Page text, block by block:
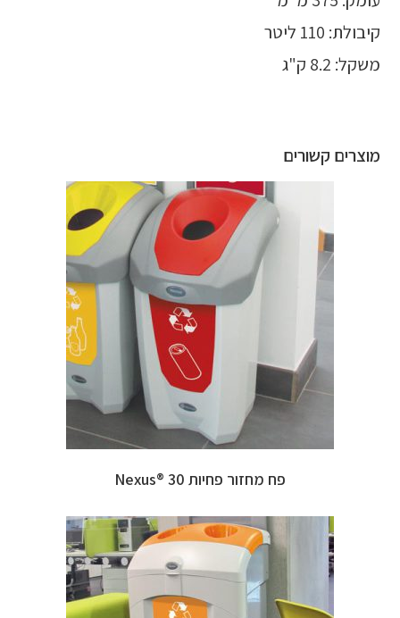
קיבולת: 110 ליטר
משקל: 8.2 ק"ג
מוצרים קשורים
פח מחזור פחיות 30 ®Nexus